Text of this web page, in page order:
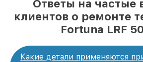
Ответы на частые
клиентов о ремонте
Fortuna LRF
Какие детали применяются